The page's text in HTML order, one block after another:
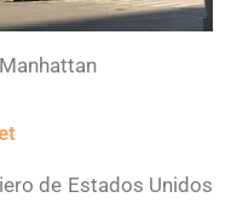
de Estados Unidos